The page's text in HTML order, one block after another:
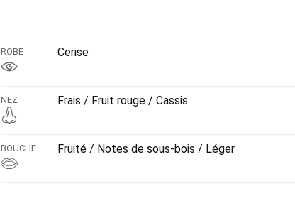
ROBE Cerise
NEZ Frais / Fruit rouge / Cassis
BOUCHE Fruité / Notes de sous-bois / Léger